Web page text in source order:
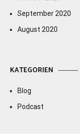
September 2020
August 2020
KATEGORIEN
Blog
Podcast